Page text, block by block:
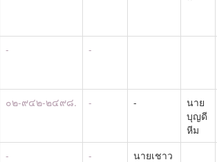
- -
๐๒-๙๔๒-๒๔๙๘. - -
นาย
บุญดี
หีม
- -
นายเชาว